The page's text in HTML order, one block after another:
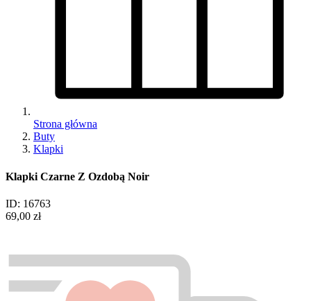
Strona główna
Buty
Klapki
Klapki Czarne Z Ozdobą Noir
ID: 16763
69,00 zł